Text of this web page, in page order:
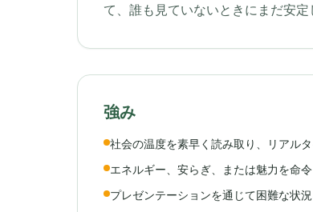
て、誰も見ていないときにまだ安
強み
社会の温度を素早く読み取り、リアル
エネルギー、安らぎ、または魅力を命
プレゼンテーションを通じて困難な状